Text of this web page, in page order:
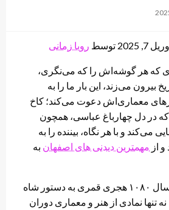
توسط رویا زمانی
که هر گوشه‌اش را که می‌نگری،
بیرون می‌زند، این بار ما را به
معماری‌اش دعوت می‌کند؛ کاخ
در دل چهارباغ عباسی، همچون
می‌کند و با هر نگاه، بیننده را به
از مهمترین دیدنی های اصفهان به
این کاخ باشکوه که در سال ۱۰۸۰ هجری قمری به دستور شاه
تنها نمادی از هنر و معماری دوران